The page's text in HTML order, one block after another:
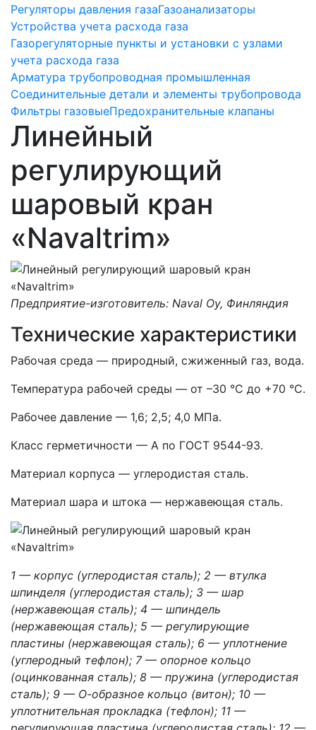
Регуляторы давления газаГазоанализаторы
Устройства учета расхода газа
Газорегуляторные пункты и установки с узлами
учета расхода газа
Арматура трубопроводная промышленная
Соединительные детали и элементы трубопровода
Фильтры газовыеПредохранительные клапаны
Линейный
регулирующий
шаровый кран
«Navaltrim»
Предприятие-изготовитель: Naval Oy, Финляндия
Технические характеристики
Рабочая среда — природный, сжиженный газ, вода.
Температура рабочей среды — от –30 °C до +70 °C.
Рабочее давление — 1,6; 2,5; 4,0 МПа.
Класс герметичности — А по ГОСТ 9544-93.
Материал корпуса — углеродистая сталь.
Материал шара и штока — нержавеющая сталь.
1 — корпус (углеродистая сталь); 2 — втулка
шпинделя (углеродистая сталь); 3 — шар
(нержавеющая сталь); 4 — шпиндель
(нержавеющая сталь); 5 — регулирующие
пластины (нержавеющая сталь); 6 — уплотнение
(углеродный тефлон); 7 — опорное кольцо
(оцинкованная сталь); 8 — пружина (углеродистая
сталь); 9 — О-образное кольцо (витон); 10 —
уплотнительная прокладка (тефлон); 11 —